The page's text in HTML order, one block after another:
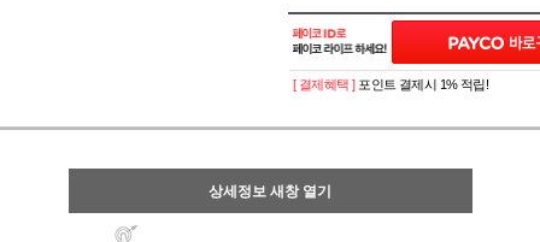
[ 결제혜택 ] 포인트 결제시 1% 적립!
상세정보 새창 열기